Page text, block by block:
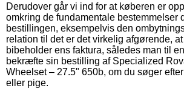
Derudover går vi ind for at køberen er
omkring de fundamentale bestemmelser
bestillingen, eksempelvis den
relation til det er det virkelig afgørende,
bibeholder ens faktura, således man til
bekræfte sin bestilling af Specialized
Wheelset – 27.5" 650b, om du søger
eller pige.